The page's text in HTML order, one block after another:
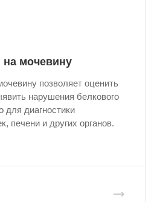
на мочевину
позволяет оценить
нарушения белкового
для диагностики
печени и других органов.